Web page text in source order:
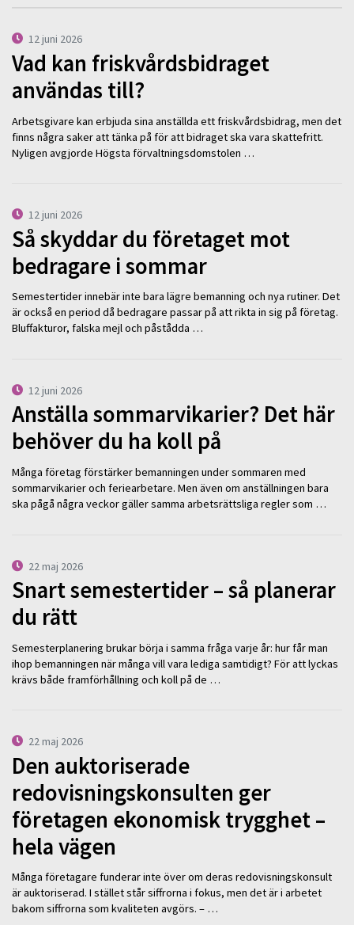
12 juni 2026
Vad kan friskvårdsbidraget
användas till?
Arbetsgivare kan erbjuda sina anställda ett friskvårdsbidrag, men det
finns några saker att tänka på för att bidraget ska vara skattefritt.
Nyligen avgjorde Högsta förvaltningsdomstolen …
12 juni 2026
Så skyddar du företaget mot
bedragare i sommar
Semestertider innebär inte bara lägre bemanning och nya rutiner. Det
är också en period då bedragare passar på att rikta in sig på företag.
Bluffakturor, falska mejl och påstådda …
12 juni 2026
Anställa sommarvikarier? Det här
behöver du ha koll på
Många företag förstärker bemanningen under sommaren med
sommarvikarier och feriearbetare. Men även om anställningen bara
ska pågå några veckor gäller samma arbetsrättsliga regler som …
22 maj 2026
Snart semestertider – så planerar
du rätt
Semesterplanering brukar börja i samma fråga varje år: hur får man
ihop bemanningen när många vill vara lediga samtidigt? För att lyckas
krävs både framförhållning och koll på de …
22 maj 2026
Den auktoriserade
redovisningskonsulten ger
företagen ekonomisk trygghet –
hela vägen
Många företagare funderar inte över om deras redovisningskonsult
är auktoriserad. I stället står siffrorna i fokus, men det är i arbetet
bakom siffrorna som kvaliteten avgörs. – …